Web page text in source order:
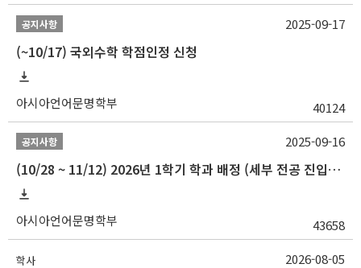
공지사항
(~10/17) 국외수학 학점인정 신청
아시아언어문명학부 40124
2025-09-17
공지사항
(10/28 ~ 11/12) 2026년 1학기 학과 배정 (세부 전공 진입) 안내
아시아언어문명학부 43658
2025-09-16
학사 2026-08-05